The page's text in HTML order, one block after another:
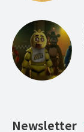
Newsletter